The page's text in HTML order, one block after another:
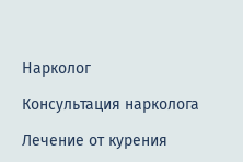
Нарколог
Консультация нарколога
Лечение от курения